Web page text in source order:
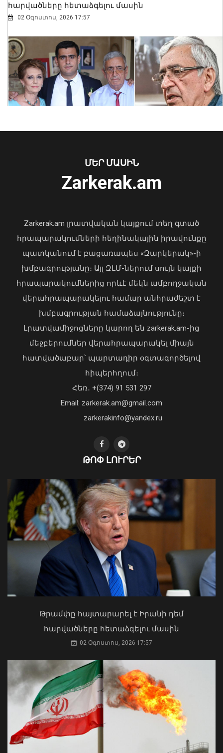
Վահագն Խաչատուրյանն ընդունել է
Picsart ընկերության հիմնադիր և
գործադիր տնօրեն Հովհաննես
06 Օգոստոս, 2026 22:51
Խոշոր հրդեհ է բռնկվել Երևանի
Սիլիկյան թաղամասի
հարևանությամբ գտնվող
06 Օգոստոս, 2026 22:33
հարվածները հետաձգելու մասին
02 Օգոստոս, 2026 17:57
«Պարտվեցինք դաժան հիվանդության
04 Օգոստոս, 2026 19:12
Վարչապետ Փաշինյանն այցելել է
«ԷԼԵՎԵՅԹ ԷՅԱՅ» արհեստական
բանականության գործարան
Ի՞նչ ուղերձ էր ոտքի չկանգնելը.
Աղաջանյանը` ընդդիմությանը
ՄԵՐ ՄԱՍԻՆ
Zarkerak.am
Zarkerak.am լրատվական կայքում տեղ գտած
հրապարակումների հեղինակային իրավունքը
պատկանում է բացառապես «Զարկերակ»-ի
խմբագրությանը։ Այլ ԶԼՄ-ներում սույն կայքի
հրապարակումներից որևէ մեկն ամբողջական
վերահրապարակելու համար անհրաժեշտ է
խմբագրության համաձայնությունը։
Լրատվամիջոցները կարող են zarkerak.am-ից
մեջբերումներ վերահրապարակել միայն
հատվածաբար՝ պարտադիր օգտագործելով
հիպերհղում։
Հեռ․ +(374) 91 531 297
Email: zarkerak.am@gmail.com
zarkerakinfo@yandex.ru
ԹՈՓ ԼՈՒՐԵՐ
Թրամփը հայտարարել է Իրանի դեմ
հարվածները հետաձգելու մասին
02 Օգոստոս, 2026 17:57